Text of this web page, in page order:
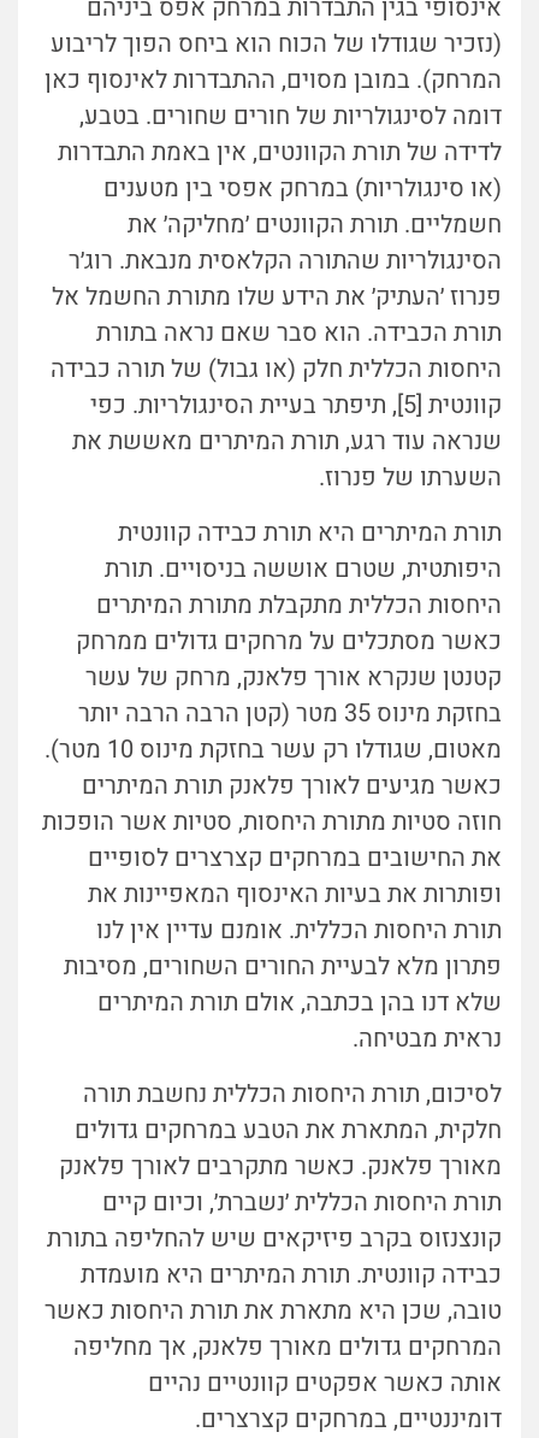
אינסופי בגין התבדרות במרחק אפס ביניהם
(נזכיר שגודלו של הכוח הוא ביחס הפוך לריבוע
המרחק). במובן מסוים, ההתבדרות לאינסוף כאן
דומה לסינגולריות של חורים שחורים. בטבע,
לדידה של תורת הקוונטים, אין באמת התבדרות
(או סינגולריות) במרחק אפסי בין מטענים
חשמליים. תורת הקוונטים ׳מחליקה׳ את
הסינגולריות שהתורה הקלאסית מנבאת. רוג׳ר
פנרוז ׳העתיק׳ את הידע שלו מתורת החשמל אל
תורת הכבידה. הוא סבר שאם נראה בתורת
היחסות הכללית חלק (או גבול) של תורה כבידה
קוונטית [5], תיפתר בעיית הסינגולריות. כפי
שנראה עוד רגע, תורת המיתרים מאששת את
השערתו של פנרוז.
תורת המיתרים היא תורת כבידה קוונטית
היפותטית, שטרם אוששה בניסויים. תורת
היחסות הכללית מתקבלת מתורת המיתרים
כאשר מסתכלים על מרחקים גדולים ממרחק
קטנטן שנקרא אורך פלאנק, מרחק של עשר
בחזקת מינוס 35 מטר (קטן הרבה הרבה יותר
מאטום, שגודלו רק עשר בחזקת מינוס 10 מטר).
כאשר מגיעים לאורך פלאנק תורת המיתרים
חוזה סטיות מתורת היחסות, סטיות אשר הופכות
את החישובים במרחקים קצרצרים לסופיים
ופותרות את בעיות האינסוף המאפיינות את
תורת היחסות הכללית. אומנם עדיין אין לנו
פתרון מלא לבעיית החורים השחורים, מסיבות
שלא דנו בהן בכתבה, אולם תורת המיתרים
נראית מבטיחה.
לסיכום, תורת היחסות הכללית נחשבת תורה
חלקית, המתארת את הטבע במרחקים גדולים
מאורך פלאנק. כאשר מתקרבים לאורך פלאנק
תורת היחסות הכללית ׳נשברת׳, וכיום קיים
קונצנזוס בקרב פיזיקאים שיש להחליפה בתורת
כבידה קוונטית. תורת המיתרים היא מועמדת
טובה, שכן היא מתארת את תורת היחסות כאשר
המרחקים גדולים מאורך פלאנק, אך מחליפה
אותה כאשר אפקטים קוונטיים נהיים
דומיננטיים, במרחקים קצרצרים.